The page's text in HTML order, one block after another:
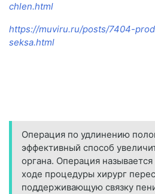
chlen.html
https://muviru.ru/posts/7404-
seksa.html
Операция по удлинению
эффективный способ
органа. Операция
ходе процедуры хирург
поддерживающую связку